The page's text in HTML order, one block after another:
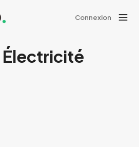
Connexion
Électricité